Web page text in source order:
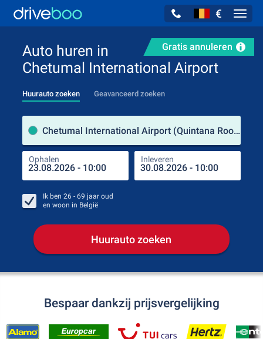
€
Gratis annuleren
Auto huren in
Chetumal International Airport
Huurauto zoeken Geavanceerd zoeken
Chetumal International Airport (Quintana Roo / Mexico)
Ophalen Inleveren
Ik ben 26 - 69 jaar oud
en woon in België
Huurauto zoeken
Bespaar dankzij prijsvergelijking